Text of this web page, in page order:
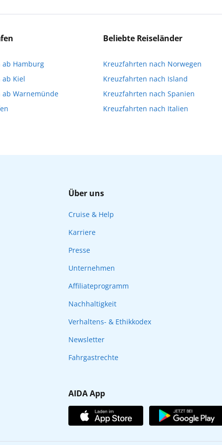
stellen oder direkt an Bord eine Buchung
die Reservierung Ihrer Lieblingsausflüge vor
Hamburg
Kiel
Warnemünde
Beliebte Reiseländer
Kreuzfahrten nach Norwegen
Kreuzfahrten nach Island
Kreuzfahrten nach Spanien
Kreuzfahrten nach Italien
Über uns
Cruise & Help
Karriere
Presse
Unternehmen
Affiliateprogramm
Nachhaltigkeit
Verhaltens- & Ethikkodex
Newsletter
Fahrgastrechte
AIDA App